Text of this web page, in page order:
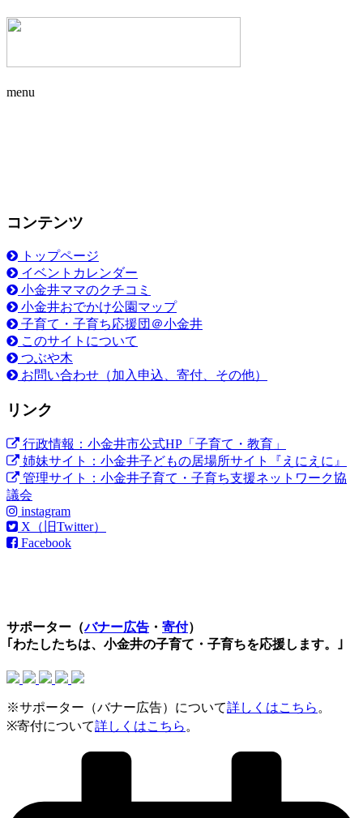
menu
コンテンツ
トップページ
イベントカレンダー
小金井ママのクチコミ
小金井おでかけ公園マップ
子育て・子育ち応援団＠小金井
このサイトについて
つぶや木
お問い合わせ（加入申込、寄付、その他）
リンク
行政情報：小金井市公式HP「子育て・教育」
姉妹サイト：小金井子どもの居場所サイト『えにえに』
管理サイト：小金井子育て・子育ち支援ネットワーク協
議会
instagram
X（旧Twitter）
Facebook
サポーター（バナー広告 ・ 寄付）
｢わたしたちは、小金井の子育て・子育ちを応援します。｣
※サポーター（バナー広告）について詳しくはこちら 。
※寄付について詳しくはこちら 。